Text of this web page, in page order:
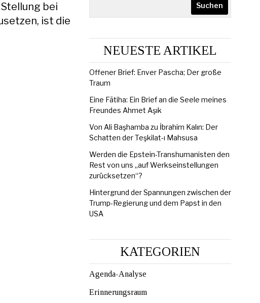
bei
ist die
Suchen
NEUESTE ARTIKEL
Offener Brief: Enver Pascha; Der große
Traum
Eine Fātiha: Ein Brief an die Seele meines
Freundes Ahmet Aşık
Von Ali Başhamba zu İbrahim Kalın: Der
Schatten der Teşkilat-ı Mahsusa
Werden die Epstein-Transhumanisten den
Rest von uns „auf Werkseinstellungen
zurücksetzen“?
Hintergrund der Spannungen zwischen der
Trump-Regierung und dem Papst in den
USA
KATEGORIEN
Agenda-Analyse
Erinnerungsraum